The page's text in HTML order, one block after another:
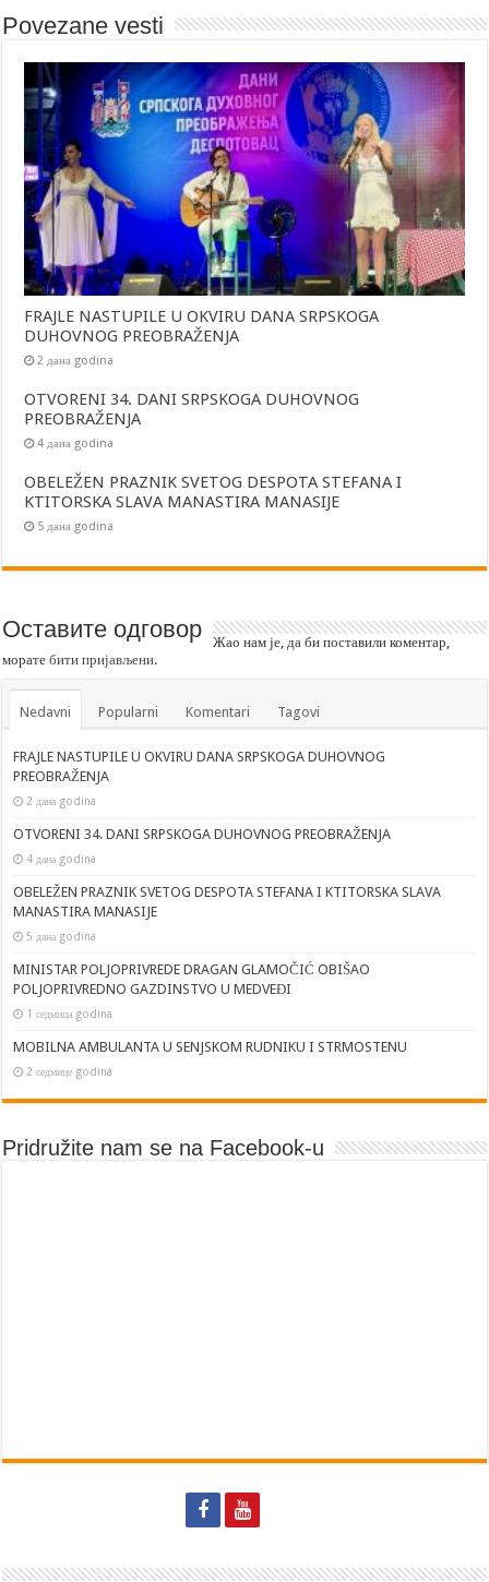
Povezane vesti
FRAJLE NASTUPILE U OKVIRU DANA SRPSKOGA
DUHOVNOG PREOBRAŽENJA
2 дана godina
OTVORENI 34. DANI SRPSKOGA DUHOVNOG
PREOBRAŽENJA
4 дана godina
OBELEŽEN PRAZNIK SVETOG DESPOTA STEFANA I
KTITORSKA SLAVA MANASTIRA MANASIJE
5 дана godina
Оставите одговор
Жао нам је, да би поставили коментар,
моратебити пријављени.
Nedavni Popularni Komentari Tagovi
FRAJLE NASTUPILE U OKVIRU DANA SRPSKOGA DUHOVNOG
PREOBRAŽENJA
2 дана godina
OTVORENI 34. DANI SRPSKOGA DUHOVNOG PREOBRAŽENJA
4 дана godina
OBELEŽEN PRAZNIK SVETOG DESPOTA STEFANA I KTITORSKA SLAVA
MANASTIRA MANASIJE
5 дана godina
MINISTAR POLJOPRIVREDE DRAGAN GLAMOČIĆ OBIŠAO
POLJOPRIVREDNO GAZDINSTVO U MEDVEĐI
1 седмица godina
MOBILNA AMBULANTA U SENJSKOM RUDNIKU I STRMOSTENU
2 седмице godina
Pridružite nam se na Facebook-u